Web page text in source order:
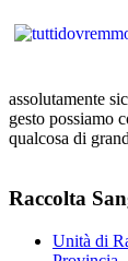
assolutamente
gesto possiamo
qualcosa di
Raccolta
Unità di